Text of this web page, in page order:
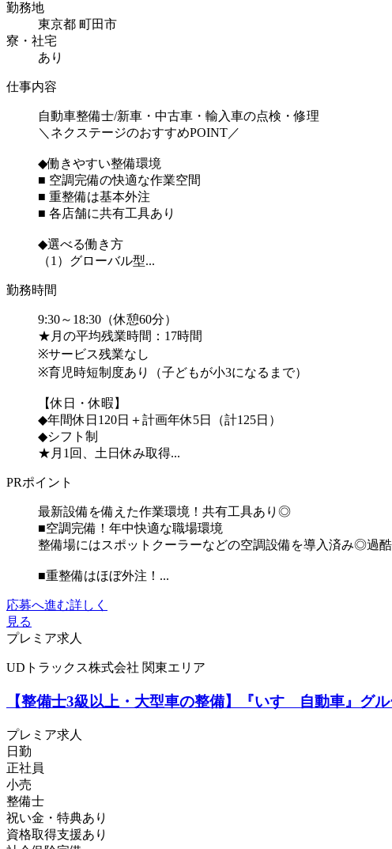
勤務地
東京都 町田市
寮・社宅
あり
仕事内容
自動車整備士/新車・中古車・輸入車の点検・修理
＼ネクステージのおすすめPOINT／
◆働きやすい整備環境
■ 空調完備の快適な作業空間
■ 重整備は基本外注
■ 各店舗に共有工具あり
◆選べる働き方
（1）グローバル型...
勤務時間
9:30～18:30（休憩60分）
★月の平均残業時間：17時間
※サービス残業なし
※育児時短制度あり（子どもが小3になるまで）
【休日・休暇】
◆年間休日120日＋計画年休5日（計125日）
◆シフト制
★月1回、土日休み取得...
PRポイント
最新設備を備えた作業環境！共有工具あり◎
■空調完備！年中快適な職場環境
整備場にはスポットクーラーなどの空調設備を導入済み◎過
■重整備はほぼ外注！...
応募へ進む詳しく
見る
プレミア求人
UDトラックス株式会社 関東エリア
【整備士3級以上・大型車の整備】『いすゞ自動車』グ
プレミア求人
日勤
正社員
小売
整備士
祝い金・特典あり
資格取得支援あり